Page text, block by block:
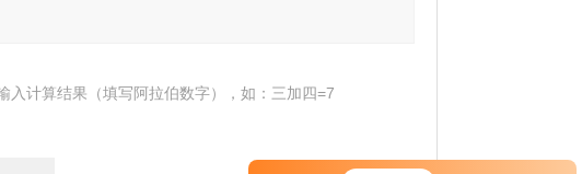
入计算结果（填写阿拉伯数字），如：三加四=7